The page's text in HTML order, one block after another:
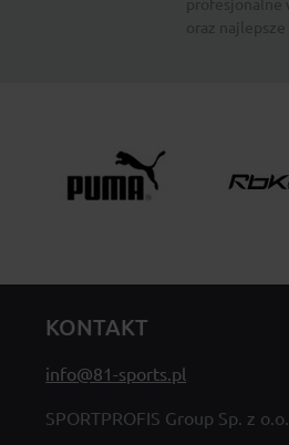
KONTAKT
info@81-sports.pl
SPORTPROFIS Group Sp. z o.o.